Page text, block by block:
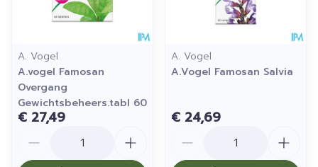
A. Vogel
A.vogel Famosan
Overgang
Gewichtsbeheers.tabl 60
€ 27,49
A. Vogel
A.Vogel Famosan Salvia
€ 24,69